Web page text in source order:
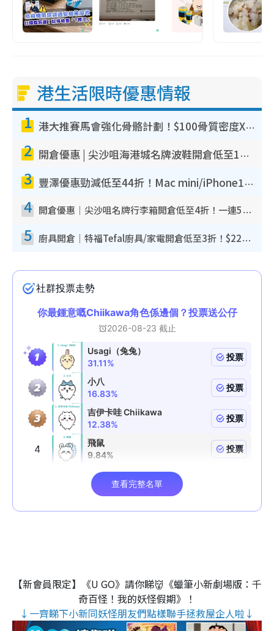
港生活限時優惠情報
1 港大推賽馬會強化骨骼計劃！$100骨質密度X光檢查 完成免費運動訓練送超市禮券！附參加資格
2 開倉優惠 | 尖沙咀海港城名牌波鞋開倉低至1折！On鞋$899起／Joy&Peace鞋履$98起
3 豐澤優惠勁減低至44折！Mac mini/iPhone17Pro大減價！廚房家電$220起
4 開倉優惠｜尖沙咀名牌行李箱開倉低至4折！一連5日 American Tourister/ace./Hallmark $200起！
5 廚具開倉｜特福Tefal廚具/家電開倉低至3折！$220起買平底鍋/炒鑊/湯煲！電飯煲/吸塵機/燙斗$418起
【新會員限定】《U GO》請你睇👹《蠟筆小新劇場版：千
奇百怪！我的妖怪假期》！
↓一齊睇下小新同妖怪朋友們點樣聯手拯救屋企人啦↓